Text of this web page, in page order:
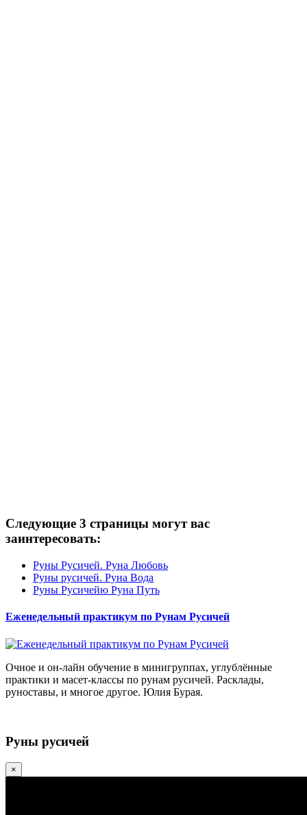
Следующие 3 страницы могут вас
заинтересовать:
Руны Русичей. Руна Любовь
Руны русичей. Руна Вода
Руны Русичейю Руна Путь
Еженедельный практикум по Рунам Русичей
Очное и он-лайн обучение в минигруппах, углублённые
практики и масет-классы по рунам русичей. Расклады,
руноставы, и многое другое. Юлия Бурая.
Руны русичей
×